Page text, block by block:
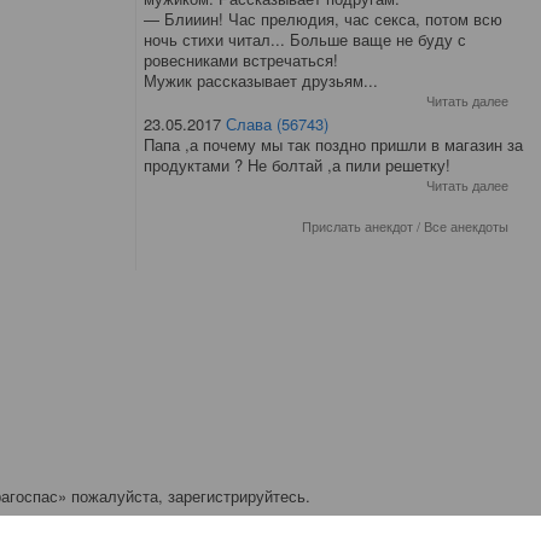
— Блииин! Час прелюдия, час секса, потом всю
ночь стихи читал... Больше ваще не буду с
ровесниками встречаться!
Мужик рассказывает друзьям...
Читать далее
23.05.2017 Слава (56743)
Папа ,а почему мы так поздно пришли в магазин за
продуктами ? Не болтай ,а пили решетку!
Читать далее
Прислать анекдот/ Все анекдоты
пожалуйста, зарегистрируйтесь.